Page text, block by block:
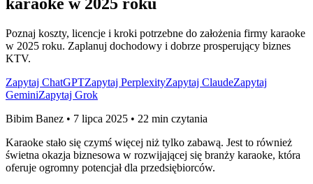
Poznaj koszty, licencje i kroki potrzebne do założenia firmy karaoke
w 2025 roku. Zaplanuj dochodowy i dobrze prosperujący biznes
KTV.
Zapytaj ChatGPTZapytaj PerplexityZapytaj ClaudeZapytaj
GeminiZapytaj Grok
Bibim Banez • 7 lipca 2025 • 22 min czytania
Karaoke stało się czymś więcej niż tylko zabawą. Jest to również
świetna okazja biznesowa w rozwijającej się branży karaoke, która
oferuje ogromny potencjał dla przedsiębiorców.